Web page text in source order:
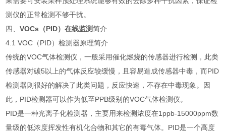
测仪的正常检测不够干扰。
四、VOCs（PID）在线监测简介
4.1 VOC（PID）检测器原理简介
传统的VOC气体检测仪，一般采用催化燃烧的传感器进行检测，此类
传感器对碳5以上的气体反应较缓慢，且容易造成传感器中毒，而PID
检测器则很好的解决了此类问题，反应快速，不存在中毒现象。因
此，PID检测器可以作为低至PPB级别的VOC气体检测仪。
PID是一种光离子化检测器，主要用来检测浓度在1ppb-15000ppm数
量级的低浓度挥发性有机化合物和其它的有毒气体。PID是一个高度